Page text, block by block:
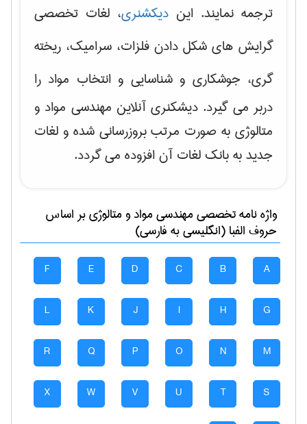
ترجمه نمایند. این دیکشنری، لغات تخصصی
گرایش های شکل دادن فلزات، سرامیک، ریخته
گری، جوشکاری و شناسایی و انتخاب مواد را
دربر می گیرد. دیشکنری آنلاین مهندسی مواد و
متالوژی به صورت مرتب بروزرسانی شده و لغات
جدید به بانک لغات آن افزوده می گردد.
واژه نامه تخصصیمهندسی مواد و متالوژیبر اساس
حروف الفبا (انگلیسی به فارسی)
A
B
C
D
E
F
G
H
I
J
K
L
M
N
O
P
Q
R
S
T
U
V
W
X